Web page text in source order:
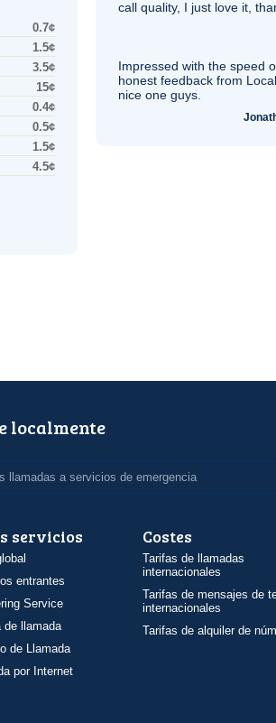
0.7¢
1.5¢
3.5¢
15¢
0.4¢
0.5¢
1.5¢
4.5¢
call quality, I just love it,
Impressed with the speed
honest feedback from
nice one guys.
localmente
llamadas a servicios de emergencia
servicios
entrantes
Service
de llamada
de Llamada
por Internet
Costes
Tarifas de llamadas
internacionales
Tarifas de mensajes de
internacionales
Tarifas de alquiler de